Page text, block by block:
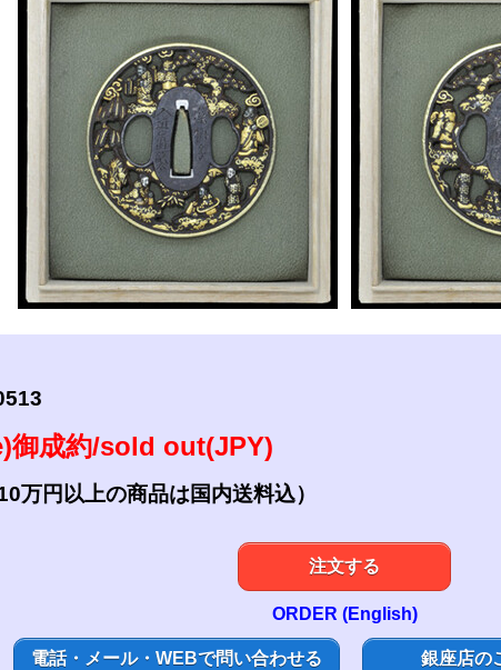
参考資料
研磨・諸工作
御成約/sold out(JPY)
万円以上の商品は国内送料込）
注文する
ORDER (English)
電話・メール・WEBで問い合わせる 銀座店の